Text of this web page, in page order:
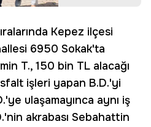
Kepez ilçesi
6950 Sokak'ta
T., 150 bin TL alacağı
işleri yapan B.D.'yi
ulaşamayınca aynı iş
akrabası Sebahattin